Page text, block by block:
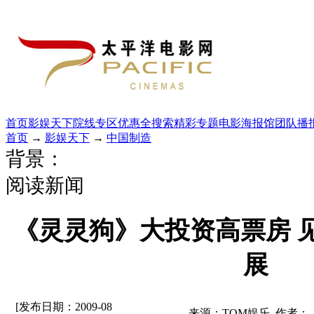
首页影娱天下院线专区优惠全搜索精彩专题电影海报馆团队播
首页 → 影娱天下 → 中国制造
背景：
阅读新闻
《灵灵狗》大投资高票房
展
[发布日期：2009-08